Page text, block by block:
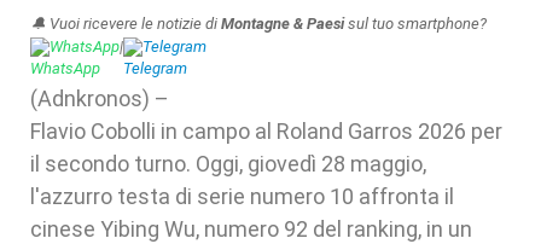
🔔 Vuoi ricevere le notizie di Montagne & Paesisul tuo smartphone?
WhatsApp| Telegram
(Adnkronos) –
Flavio Cobolli in campo al Roland Garros 2026 per
il secondo turno. Oggi, giovedì 28 maggio,
l'azzurro testa di serie numero 10 affronta il
cinese Yibing Wu, numero 92 del ranking, in un